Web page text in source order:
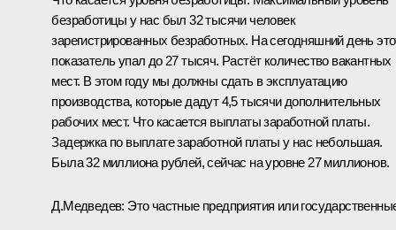
безработицы у нас был 32 тысячи человек
зарегистрированных безработных. На сегодняшний день
показатель упал до 27 тысяч. Растёт количество вакантных
мест. В этом году мы должны сдать в эксплуатацию
производства, которые дадут 4,5 тысячи дополнительных
рабочих мест. Что касается выплаты заработной платы.
Задержка по выплате заработной платы у нас небольшая.
Была 32 миллиона рублей, сейчас на уровне 27 миллионов.
Д.Медведев: Это частные предприятия или